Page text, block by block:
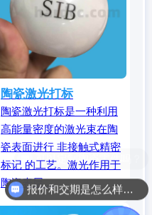
陶瓷激光打标
陶瓷激光打标是一种利用
高能量密度的激光束在陶
瓷表面进行 非接触式精密
标记 的工艺。激光作用于
陶瓷表层 ...
报价和交期是怎么样的呢？